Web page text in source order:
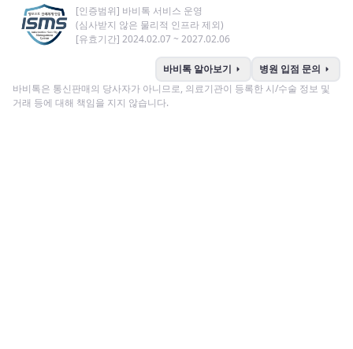
[인증범위] 바비톡 서비스 운영
(심사받지 않은 물리적 인프라 제외)
[유효기간] 2024.02.07 ~ 2027.02.06
바비톡 알아보기 arrow_right 병원 입점 문의 arrow_right
바비톡은 통신판매의 당사자가 아니므로, 의료기관이 등록한 시/수술 정보 및
거래 등에 대해 책임을 지지 않습니다.